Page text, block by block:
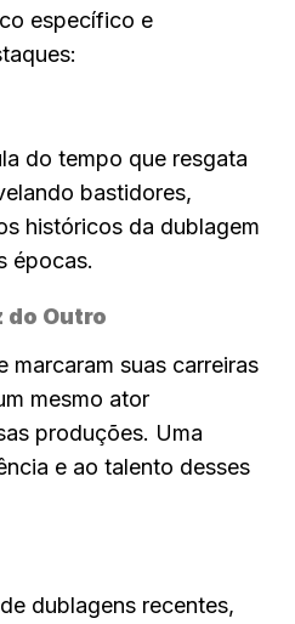
específico e
do tempo que resgata
bastidores,
históricos da dublagem
épocas.
do Outro
marcaram suas carreiras
mesmo ator
produções. Uma
e ao talento desses
dublagens recentes,